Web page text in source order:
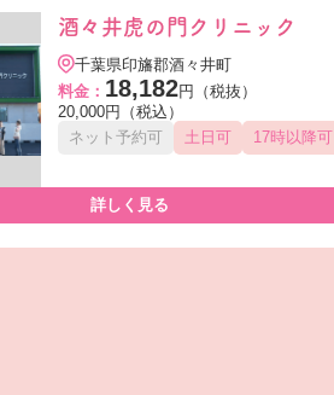
酒々井虎の門クリニック
千葉県印旛郡酒々井町
料金： 18,182円（税抜）
20,000円（税込）
ネット予約可
土日可 17時以降可
詳しく見る